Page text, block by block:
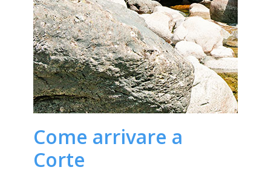
Come arrivare a
Corte